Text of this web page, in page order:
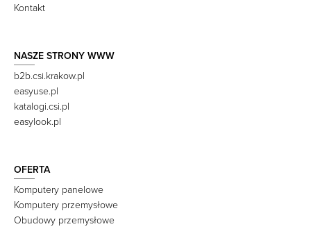
Kontakt
NASZE STRONY WWW
b2b.csi.krakow.pl
easyuse.pl
katalogi.csi.pl
easylook.pl
OFERTA
Komputery panelowe
Komputery przemysłowe
Obudowy przemysłowe